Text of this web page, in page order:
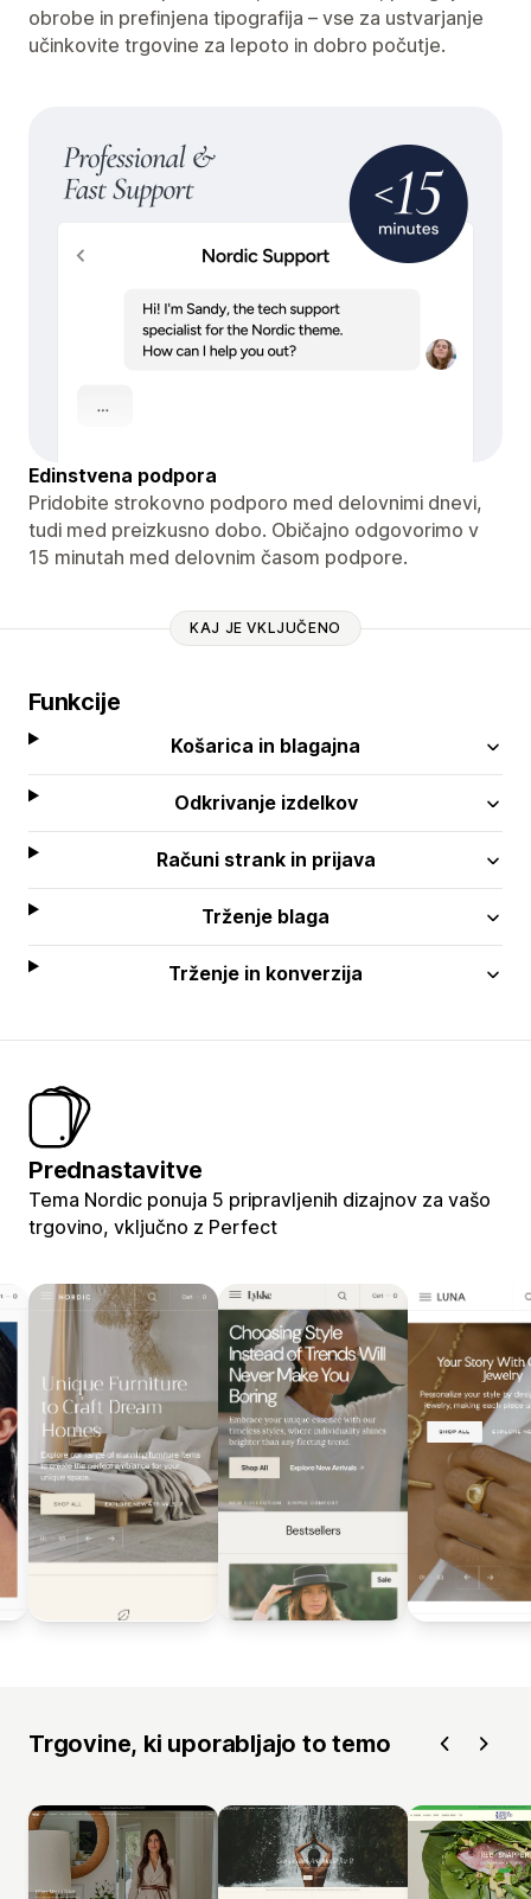
obrobe in prefinjena tipografija – vse za ustvarjanje
učinkovite trgovine za lepoto in dobro počutje.
Edinstvena podpora
Pridobite strokovno podporo med delovnimi dnevi,
tudi med preizkusno dobo. Običajno odgovorimo v
15 minutah med delovnim časom podpore.
KAJ JE VKLJUČENO
Funkcije
Košarica in blagajna
Odkrivanje izdelkov
Računi strank in prijava
Trženje blaga
Trženje in konverzija
Prednastavitve
Tema Nordic ponuja 5 pripravljenih dizajnov za vašo
trgovino, vključno z Perfect
Trgovine, ki uporabljajo to temo